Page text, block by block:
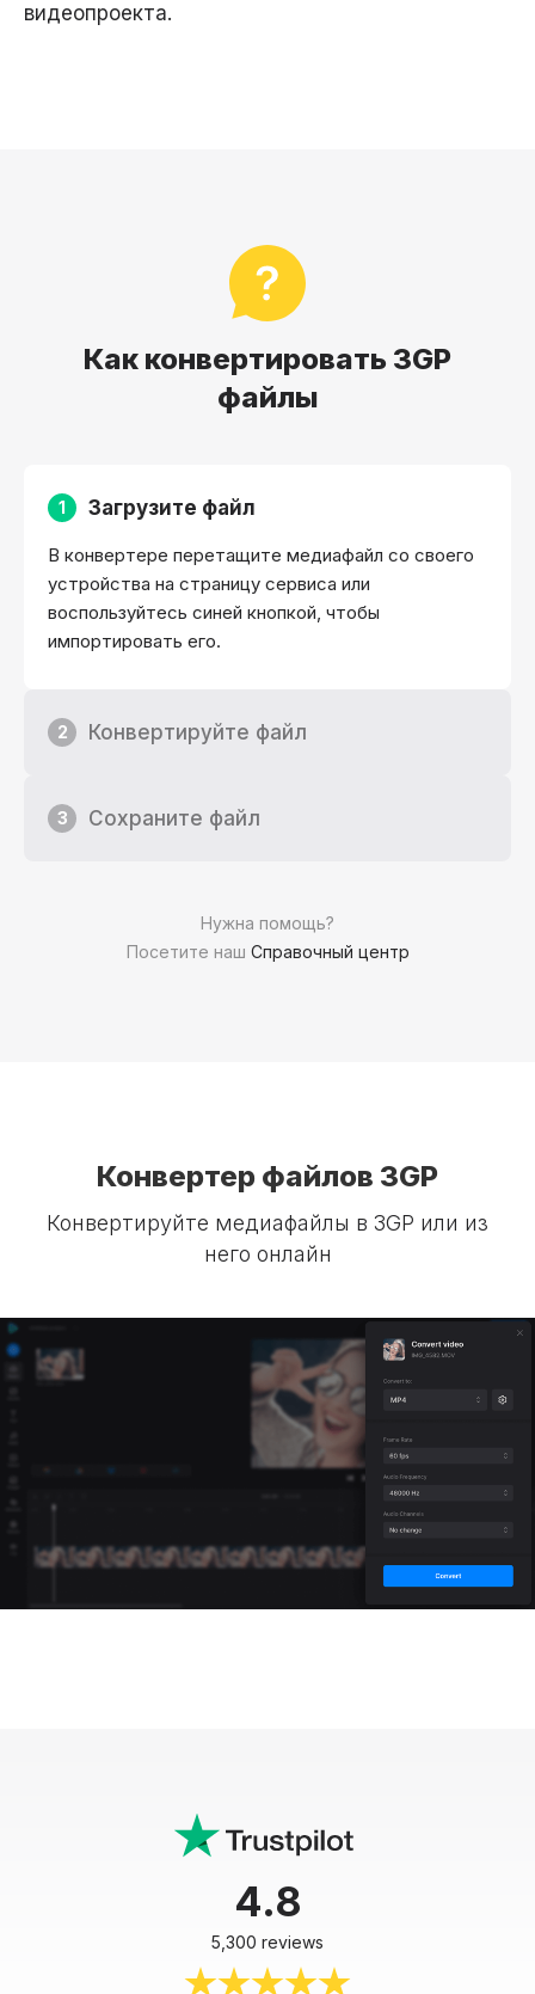
видеопроекта.
Как конвертировать 3GP
файлы
Нужна помощь?
Посетите наш Справочный центр
1 Загрузите файл
В конвертере перетащите медиафайл со своего
устройства на страницу сервиса или
воспользуйтесь синей кнопкой, чтобы
импортировать его.
2 Конвертируйте файл
3 Сохраните файл
Конвертер файлов 3GP
Конвертируйте медиафайлы в 3GP или из
него онлайн
4.8
5,300 reviews